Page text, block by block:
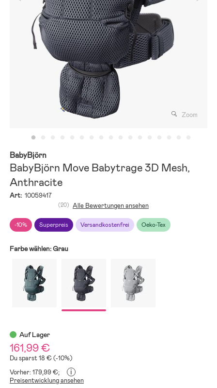
Zoom
BabyBjörn
BabyBjörn Move Babytrage 3D Mesh,
Anthracite
Art: 10059417
-10% Superpreis Versandkostenfrei Oeko-Tex
(20) Alle Bewertungen ansehen
Farbe wählen:Grau
Auf Lager
161,99 €
Du sparst 18 € (-10%)
Vorher: 179,99 €;
i
Preisentwicklung ansehen